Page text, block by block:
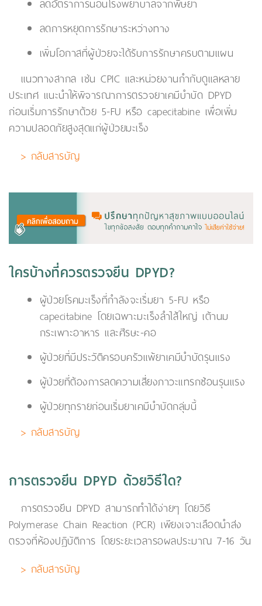
ลดอัตราการนอนโรงพยาบาลจากพิษยา
ลดการหยุดการรักษาระหว่างทาง
เพิ่มโอกาสที่ผู้ป่วยจะได้รับการรักษาครบตามแผน
แนวทางสากล เช่น CPIC และหน่วยงานกำกับดูแลหลาย
ประเทศ แนะนำให้พิจารณาการตรวจยาเคมีบำบัด DPYD
ก่อนเริ่มการรักษาด้วย 5-FU หรือ capecitabine เพื่อเพิ่ม
ความปลอดภัยสูงสุดแก่ผู้ป่วยมะเร็ง
> กลับสารบัญ
ใครบ้างที่ควรตรวจยีน DPYD?
ผู้ป่วยโรคมะเร็งที่กำลังจะเริ่มยา 5-FU หรือ
capecitabine โดยเฉพาะมะเร็งลำไส้ใหญ่ เต้านม
กระเพาะอาหาร และศีรษะ-คอ
ผู้ป่วยที่มีประวัติครอบครัวแพ้ยาเคมีบำบัดรุนแรง
ผู้ป่วยที่ต้องการลดความเสี่ยงภาวะแทรกซ้อนรุนแรง
ผู้ป่วยทุกรายก่อนเริ่มยาเคมีบำบัดกลุ่มนี้
> กลับสารบัญ
การตรวจยีน DPYD ด้วยวิธีใด?
การตรวจยีน DPYD สามารถทำได้ง่ายๆ โดยวิธี
Polymerase Chain Reaction (PCR) เพียงเจาะเลือดนำส่ง
ตรวจที่ห้องปฏิบัติการ โดยระยะเวลารอผลประมาณ 7-16 วัน
> กลับสารบัญ